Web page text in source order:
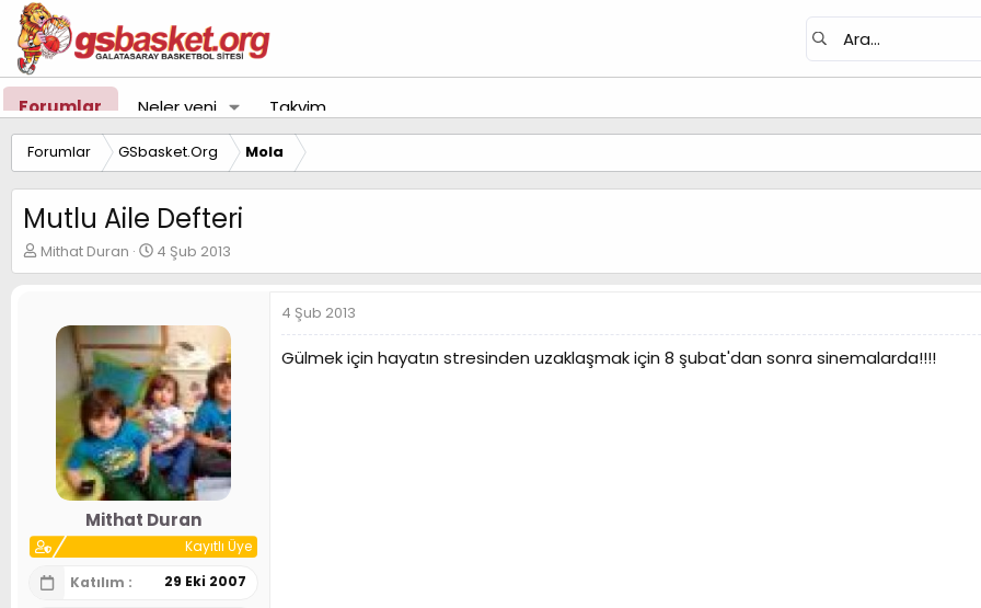
Forumlar Neler yeni Takvim
Forumlar GSbasket.Org Mola
Mutlu Aile Defteri
K
o
Mithat Duran
B
a
a
n
g
ı
ç
t
a
r
h
i
4 Şub 2013
Mithat Duran
Kayıtlı Üye
Katılım
29 Eki 2007
4 Şub 2013
Gülmek için hayatın stresinden uzaklaşmak için 8 şubat'dan sonra sinemalarda!!!!